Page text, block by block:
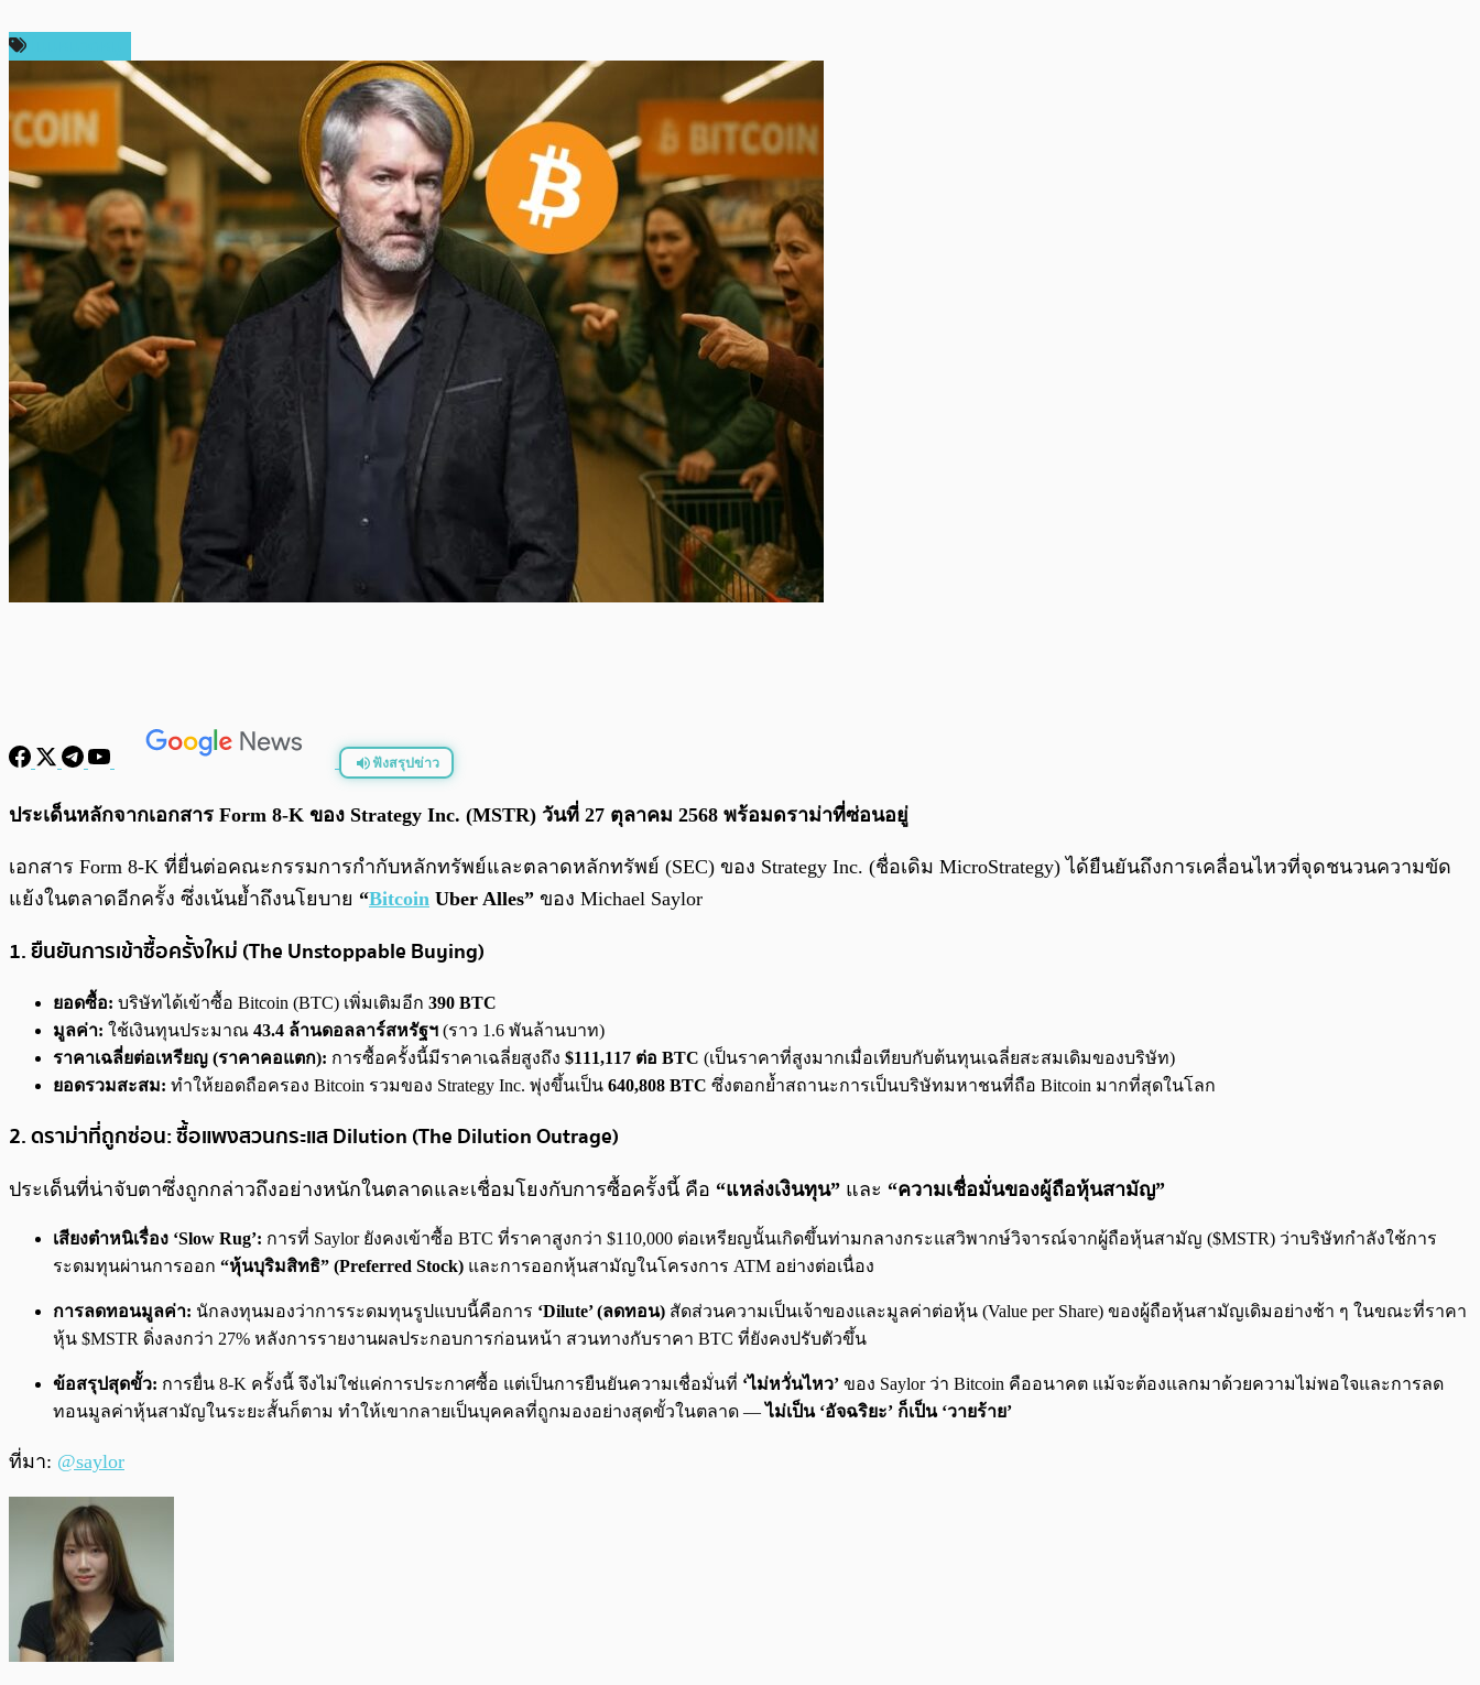
ฟังสรุปข่าว
พร้อมเล่น
ประเด็นหลักจากเอกสาร Form 8-K ของ Strategy Inc. (MSTR) วันที่ 27 ตุลาคม 2568 พร้อมดราม่าที่ซ่อนอยู่
เอกสาร Form 8-K ที่ยื่นต่อคณะกรรมการกำกับหลักทรัพย์และตลาดหลักทรัพย์ (SEC) ของ Strategy Inc. (ชื่อเดิม MicroStrategy) ได้ยืนยันถึงการเคลื่อนไหวที่จุดชนวนความขัด
แย้งในตลาดอีกครั้ง ซึ่งเน้นย้ำถึงนโยบาย “Bitcoin Uber Alles” ของ Michael Saylor
1. ยืนยันการเข้าซื้อครั้งใหม่ (The Unstoppable Buying)
ยอดซื้อ: บริษัทได้เข้าซื้อ Bitcoin (BTC) เพิ่มเติมอีก 390 BTC
มูลค่า: ใช้เงินทุนประมาณ 43.4 ล้านดอลลาร์สหรัฐฯ (ราว 1.6 พันล้านบาท)
ราคาเฉลี่ยต่อเหรียญ (ราคาคอแตก): การซื้อครั้งนี้มีราคาเฉลี่ยสูงถึง $111,117 ต่อ BTC (เป็นราคาที่สูงมากเมื่อเทียบกับต้นทุนเฉลี่ยสะสมเดิมของบริษัท)
ยอดรวมสะสม: ทำให้ยอดถือครอง Bitcoin รวมของ Strategy Inc. พุ่งขึ้นเป็น 640,808 BTC ซึ่งตอกย้ำสถานะการเป็นบริษัทมหาชนที่ถือ Bitcoin มากที่สุดในโลก
2. ดราม่าที่ถูกซ่อน: ซื้อแพงสวนกระแส Dilution (The Dilution Outrage)
ประเด็นที่น่าจับตาซึ่งถูกกล่าวถึงอย่างหนักในตลาดและเชื่อมโยงกับการซื้อครั้งนี้ คือ “แหล่งเงินทุน” และ “ความเชื่อมั่นของผู้ถือหุ้นสามัญ”
เสียงตำหนิเรื่อง ‘Slow Rug’: การที่ Saylor ยังคงเข้าซื้อ BTC ที่ราคาสูงกว่า $110,000 ต่อเหรียญนั้นเกิดขึ้นท่ามกลางกระแสวิพากษ์วิจารณ์จากผู้ถือหุ้นสามัญ ($MSTR) ว่าบริษัทกำลังใช้การ
ระดมทุนผ่านการออก “หุ้นบุริมสิทธิ” (Preferred Stock) และการออกหุ้นสามัญในโครงการ ATM อย่างต่อเนื่อง
การลดทอนมูลค่า: นักลงทุนมองว่าการระดมทุนรูปแบบนี้คือการ ‘Dilute’ (ลดทอน) สัดส่วนความเป็นเจ้าของและมูลค่าต่อหุ้น (Value per Share) ของผู้ถือหุ้นสามัญเดิมอย่างช้า ๆ ในขณะที่ราคา
หุ้น $MSTR ดิ่งลงกว่า 27% หลังการรายงานผลประกอบการก่อนหน้า สวนทางกับราคา BTC ที่ยังคงปรับตัวขึ้น
ข้อสรุปสุดขั้ว: การยื่น 8-K ครั้งนี้ จึงไม่ใช่แค่การประกาศซื้อ แต่เป็นการยืนยันความเชื่อมั่นที่ ‘ไม่หวั่นไหว’ ของ Saylor ว่า Bitcoin คืออนาคต แม้จะต้องแลกมาด้วยความไม่พอใจและการลด
ทอนมูลค่าหุ้นสามัญในระยะสั้นก็ตาม ทำให้เขากลายเป็นบุคคลที่ถูกมองอย่างสุดขั้วในตลาด —ไม่เป็น ‘อัจฉริยะ’ ก็เป็น ‘วายร้าย’
ที่มา: @saylor